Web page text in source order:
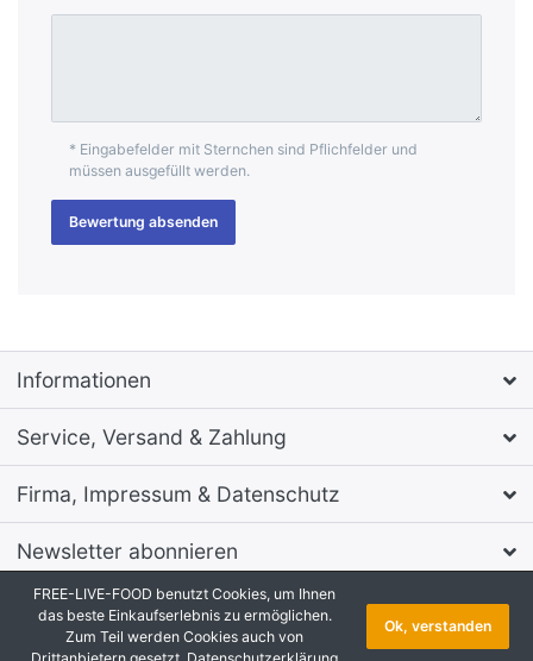
* Eingabefelder mit Sternchen sind Pflichfelder und
müssen ausgefüllt werden.
Bewertung absenden
Informationen
Service, Versand & Zahlung
Firma, Impressum & Datenschutz
Newsletter abonnieren
* Alle Preise inkl. MwSt., zzgl.
Versandkosten
Onlineshop Softwareby SmartStore AG © 2026
Copyright © 2026 FREE-LIVE-FOOD. Alle Rechte vorbehalten.
FREE-LIVE-FOOD benutzt Cookies, um Ihnen
das beste Einkaufserlebnis zu ermöglichen.
Zum Teil werden Cookies auch von
Ok, verstanden